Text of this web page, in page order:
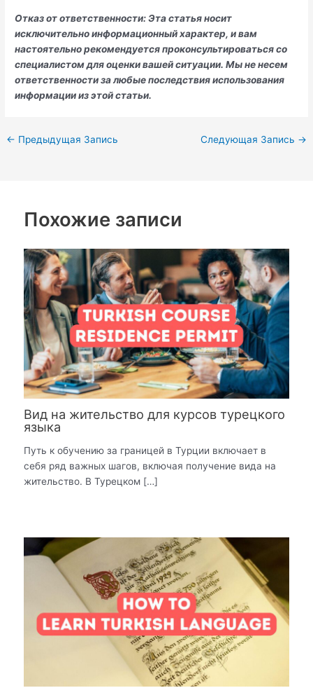
Отказ от ответственности: Эта статья носит
исключительно информационный характер, и вам
настоятельно рекомендуется проконсультироваться со
специалистом для оценки вашей ситуации. Мы не несем
ответственности за любые последствия использования
информации из этой статьи.
← Предыдущая Запись Следующая Запись →
Похожие записи
Вид на жительство для курсов турецкого
языка
Путь к обучению за границей в Турции включает в
себя ряд важных шагов, включая получение вида на
жительство. В Турецком […]